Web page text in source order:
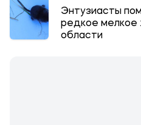
Энтузиасты
редкое мелкое
области